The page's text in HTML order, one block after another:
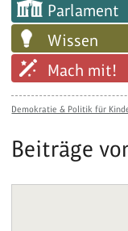
Parlament
Wissen
Mach mit!
Demokratie & Politik für
Beiträge